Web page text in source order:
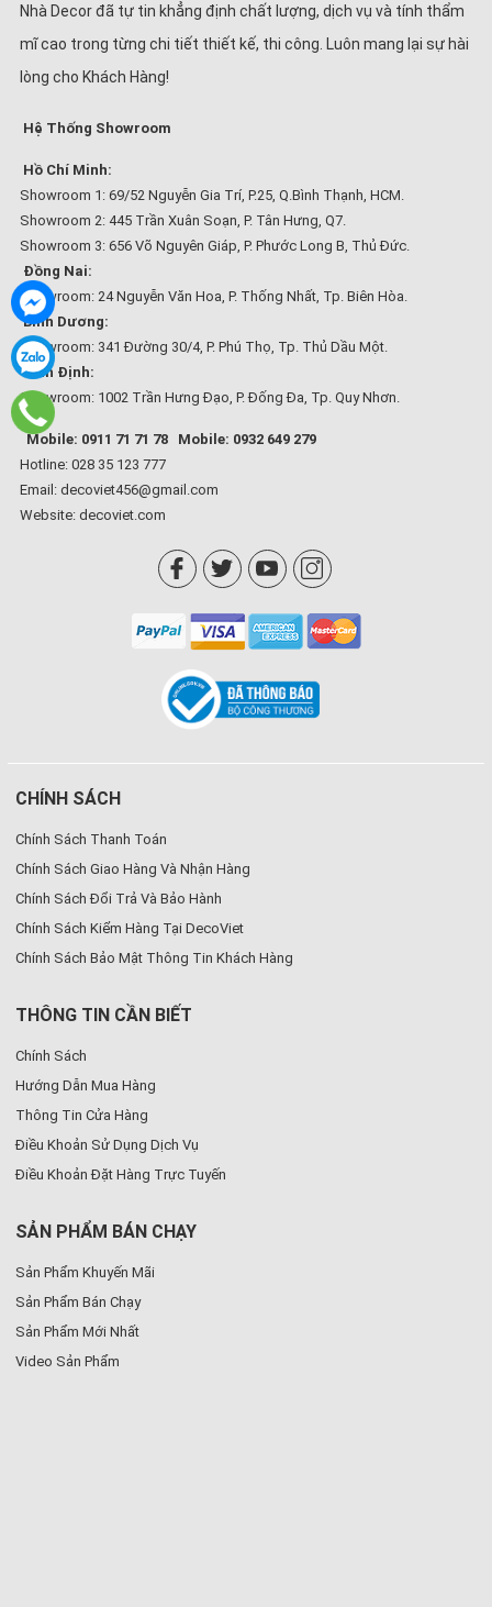
Nhà Decor đã tự tin khẳng định chất lượng, dịch vụ và tính thẩm
mĩ cao trong từng chi tiết thiết kế, thi công. Luôn mang lại sự hài
lòng cho Khách Hàng!
Hệ Thống Showroom
Hồ Chí Minh:
Showroom 1: 69/52 Nguyễn Gia Trí, P.25, Q.Bình Thạnh, HCM.
Showroom 2: 445 Trần Xuân Soạn, P. Tân Hưng, Q7.
Showroom 3: 656 Võ Nguyên Giáp, P. Phước Long B, Thủ Đức.
Đồng Nai:
Showroom: 24 Nguyễn Văn Hoa, P. Thống Nhất, Tp. Biên Hòa.
Bình Dương:
Showroom: 341 Đường 30/4, P. Phú Thọ, Tp. Thủ Dầu Một.
Bình Định:
Showroom: 1002 Trần Hưng Đạo, P. Đống Đa, Tp. Quy Nhơn.
Mobile: 0911 71 71 78
Mobile: 0932 649 279
Hotline: 028 35 123 777
Email: decoviet456@gmail.com
Website: decoviet.com
CHÍNH SÁCH
Chính Sách Thanh Toán
Chính Sách Giao Hàng Và Nhận Hàng
Chính Sách Đổi Trả Và Bảo Hành
Chính Sách Kiểm Hàng Tại DecoViet
Chính Sách Bảo Mật Thông Tin Khách Hàng
THÔNG TIN CẦN BIẾT
Chính Sách
Hướng Dẫn Mua Hàng
Thông Tin Cửa Hàng
Điều Khoản Sử Dụng Dịch Vụ
Điều Khoản Đặt Hàng Trực Tuyến
SẢN PHẨM BÁN CHẠY
Sản Phẩm Khuyến Mãi
Sản Phẩm Bán Chạy
Sản Phẩm Mới Nhất
Video Sản Phẩm